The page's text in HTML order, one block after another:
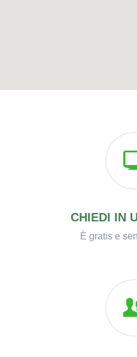
CHIEDI IN
È gratis e